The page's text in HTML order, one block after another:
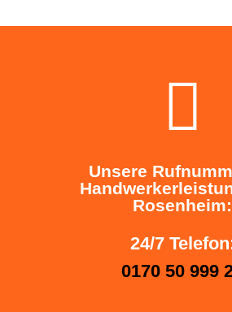
Unsere
Rosenheim:
24/7
0170 50 999